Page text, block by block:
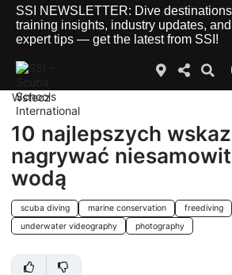
SSI NEWSLETTER: Dive
training insights, industry updates, and
expert tips — get the latest from SSI!
Wstecz
10 najlepszych
nagrywać
wodą
scuba diving marine conservation
freediving
underwater videography
photography